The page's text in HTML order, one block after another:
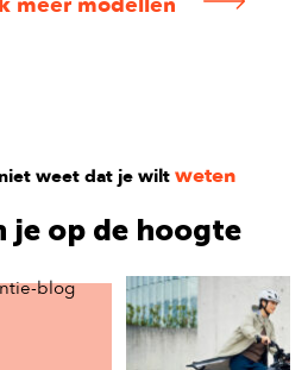
weet dat je wiltweten
je op de hoogte